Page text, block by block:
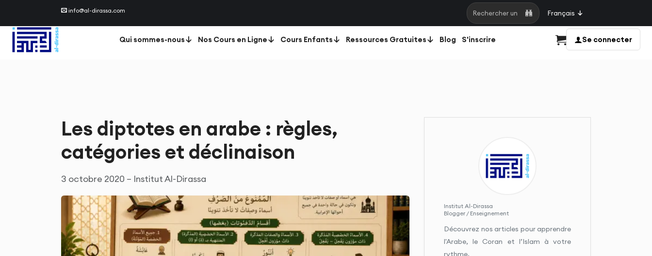
info@al-dirassa.com
Rechercher une page
Français
Qui sommes-nous Nos Cours en Ligne Cours Enfants Ressources Gratuites Blog S'inscrire
Panier
Se connecter
Les diptotes en arabe : règles,
catégories et déclinaison
3 octobre 2020 – Institut Al-Dirassa
Institut Al-Dirassa
Blogger / Enseignement
Découvrez nos articles pour apprendre
l'Arabe, le Coran et l’Islam à votre
rythme.